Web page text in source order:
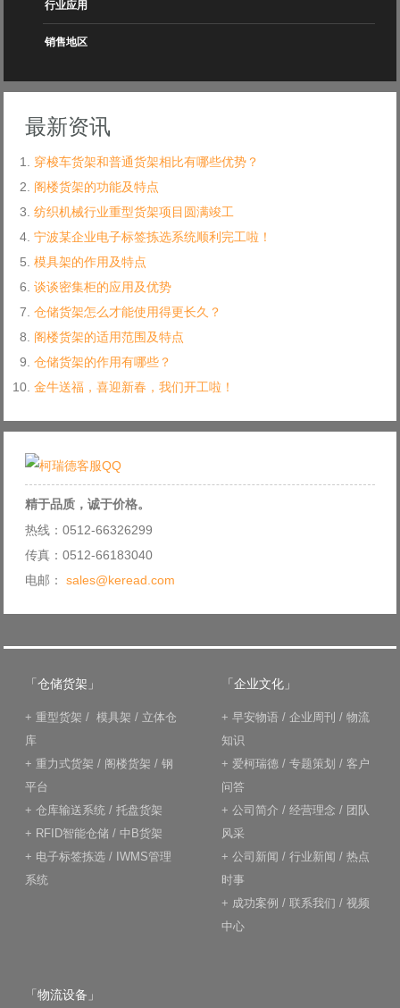
行业应用
销售地区
最新资讯
穿梭车货架和普通货架相比有哪些优势？
阁楼货架的功能及特点
纺织机械行业重型货架项目圆满竣工
宁波某企业电子标签拣选系统顺利完工啦！
模具架的作用及特点
谈谈密集柜的应用及优势
仓储货架怎么才能使用得更长久？
阁楼货架的适用范围及特点
仓储货架的作用有哪些？
金牛送福，喜迎新春，我们开工啦！
精于品质，诚于价格。
热线：0512-66326299
传真：0512-66183040
电邮： sales@keread.com
「仓储货架」
+ 重型货架 / 模具架 / 立体仓
库
+ 重力式货架 / 阁楼货架 / 钢
平台
+ 仓库输送系统 / 托盘货架
+ RFID智能仓储 / 中B货架
+ 电子标签拣选 / IWMS管理
系统
「企业文化」
+ 早安物语 / 企业周刊 / 物流
知识
+ 爱柯瑞德 / 专题策划 / 客户
问答
+ 公司简介 / 经营理念 / 团队
风采
+ 公司新闻 / 行业新闻 / 热点
时事
+ 成功案例 / 联系我们 / 视频
中心
「物流设备」